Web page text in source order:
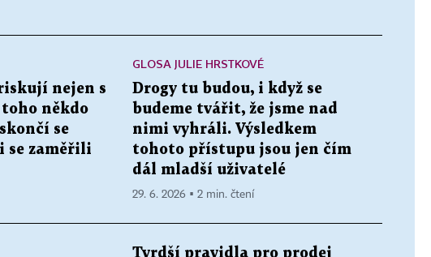
nejen s
toho někdo
se
se zaměřili
GLOSA JULIE HRSTKOVÉ
Drogy tu budou, i když se
budeme tvářit, že jsme nad
nimi vyhráli. Výsledkem
tohoto přístupu jsou jen čím
dál mladší uživatelé
29. 6. 2026 ▪ 2 min. čtení
Tvrdší pravidla pro prodej